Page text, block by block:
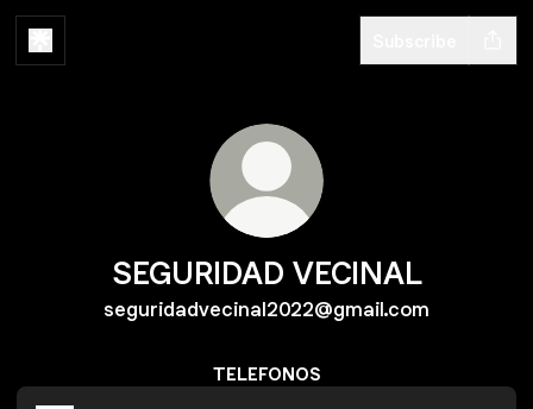
SEGURIDAD VECINAL
seguridadvecinal2022@gmail.com
TELEFONOS